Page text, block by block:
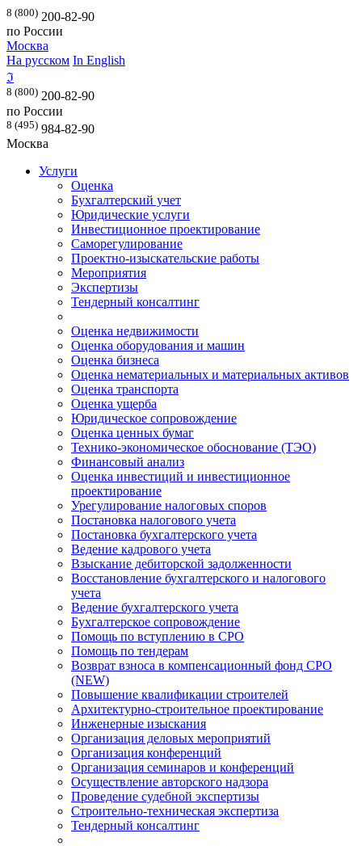
8 (800) 200-82-90
по России
Москва
На русском In English
ℑ
8 (800) 200-82-90
по России
8 (495) 984-82-90
Москва
Услуги
Оценка
Бухгалтерский учет
Юридические услуги
Инвестиционное проектирование
Саморегулирование
Проектно-изыскательские работы
Мероприятия
Экспертизы
Тендерный консалтинг
Оценка недвижимости
Оценка оборудования и машин
Оценка бизнеса
Оценка нематериальных и материальных активов
Оценка транспорта
Оценка ущерба
Юридическое сопровождение
Оценка ценных бумаг
Технико-экономическое обоснование (ТЭО)
Финансовый анализ
Оценка инвестиций и инвестиционное
проектирование
Урегулирование налоговых споров
Постановка налогового учета
Постановка бухгалтерского учета
Ведение кадрового учета
Взыскание дебиторской задолженности
Восстановление бухгалтерского и налогового
учета
Ведение бухгалтерского учета
Бухгалтерское сопровождение
Помощь по вступлению в СРО
Помощь по тендерам
Возврат взноса в компенсационный фонд СРО
(NEW)
Повышение квалификации строителей
Архитектурно-строительное проектирование
Инженерные изыскания
Организация деловых мероприятий
Организация конференций
Организация семинаров и конференций
Осуществление авторского надзора
Проведение судебной экспертизы
Строительно-техническая экспертиза
Тендерный консалтинг